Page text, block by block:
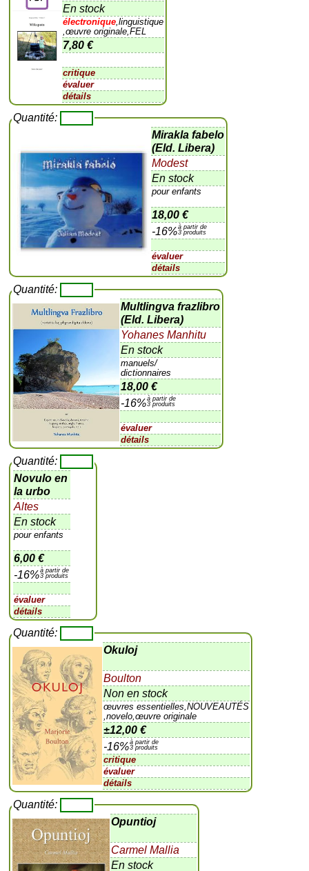
En stock
électronique ,linguistique
,œuvre originale,FEL
7,80 €
critique
évaluer
détails
Quantité:
Mirakla fabelo
(Eld. Libera)
Modest
En stock
pour enfants
18,00 €
-16%à partir de
3 produits
évaluer
détails
Quantité:
Multlingva frazlibro
(Eld. Libera)
Yohanes Manhitu
En stock
manuels/
dictionnaires
18,00 €
-16%à partir de
3 produits
évaluer
détails
Quantité:
Novulo en
la urbo
Altes
En stock
pour enfants
6,00 €
-16%à partir de
3 produits
évaluer
détails
Quantité:
Okuloj
Boulton
Non en stock
œuvres essentielles,NOUVEAUTÉS
,novelo,œuvre originale
±12,00 €
-16%à partir de
3 produits
critique
évaluer
détails
Quantité:
Opuntioj
Carmel Mallia
En stock